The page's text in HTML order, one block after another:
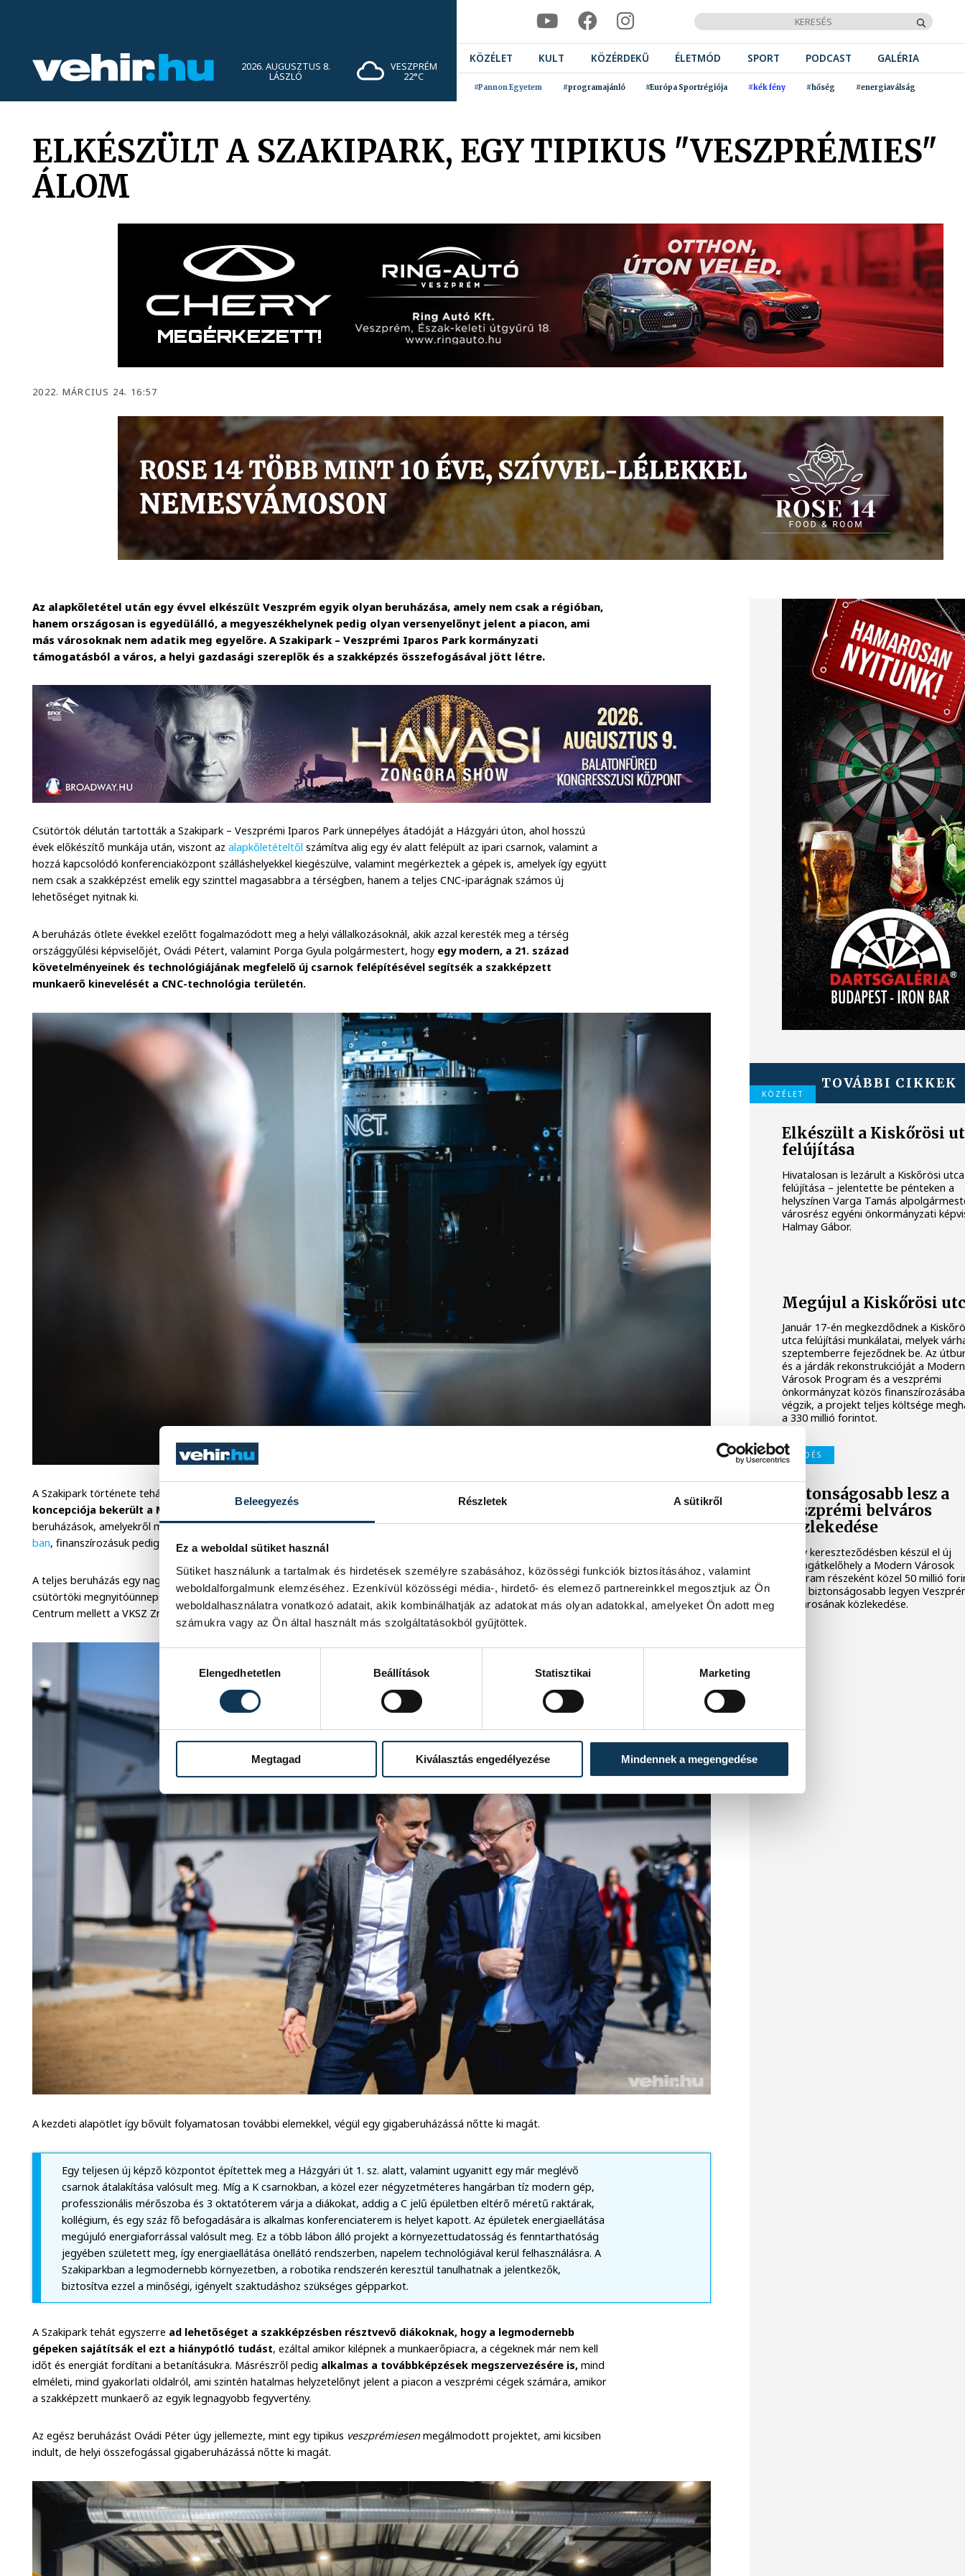
Beleegyezés Részletek A sütikről
Ez a weboldal sütiket használ
Sütiket használunk a tartalmak és hirdetések személyre szabásához, közösségi funkciók biztosításához, valamint
weboldalforgalmunk elemzéséhez. Ezenkívül közösségi média-, hirdető- és elemező partnereinkkel megosztjuk az Ön
weboldalhasználatra vonatkozó adatait, akik kombinálhatják az adatokat más olyan adatokkal, amelyeket Ön adott meg
számukra vagy az Ön által használt más szolgáltatásokból gyűjtöttek.
Elengedhetetlen
Beállítások Statisztikai Marketing
Megtagad Kiválasztás engedélyezése Mindennek a megengedése
2026. AUGUSZTUS 8.
LÁSZLÓ
VESZPRÉM
22°C
KÖZÉLET KULT KÖZÉRDEKŰ ÉLETMÓD SPORT PODCAST GALÉRIA
#Pannon Egyetem #programajánló #Európa Sportrégiója #kék fény #hőség #energiaválság
ELKÉSZÜLT A SZAKIPARK, EGY TIPIKUS "VESZPRÉMIES"
ÁLOM
2022. MÁRCIUS 24. 16:57
Az alapkőletétel után egy évvel elkészült Veszprém egyik olyan beruházása, amely nem csak a régióban,
hanem országosan is egyedülálló, a megyeszékhelynek pedig olyan versenyelőnyt jelent a piacon, ami
más városoknak nem adatik meg egyelőre. A Szakipark – Veszprémi Iparos Park kormányzati
támogatásból a város, a helyi gazdasági szereplők és a szakképzés összefogásával jött létre.
Csütörtök délután tartották a Szakipark – Veszprémi Iparos Park ünnepélyes átadóját a Házgyári úton, ahol hosszú
évek előkészítő munkája után, viszont azalapkőletételtőlszámítva alig egy év alatt felépült az ipari csarnok, valamint a
hozzá kapcsolódó konferenciaközpont szálláshelyekkel kiegészülve, valamint megérkeztek a gépek is, amelyek így együtt
nem csak a szakképzést emelik egy szinttel magasabbra a térségben, hanem a teljes CNC-iparágnak számos új
lehetőséget nyitnak ki.
A beruházás ötlete évekkel ezelőtt fogalmazódott meg a helyi vállalkozásoknál, akik azzal keresték meg a térség
országgyűlési képviselőjét, Ovádi Pétert, valamint Porga Gyula polgármestert, hogy egy modern, a 21. század
követelményeinek és technológiájának megfelelő új csarnok felépítésével segítsék a szakképzett
munkaerő kinevelését a CNC-technológia területén.
A Szakipark története tehát ezzel az igénnyel kezdődött, ami nagyon hamar értő fülekre talált, hiszen
koncepciója bekerült a Modern Városok Program által támogatott fejlesztések közé.
beruházások, amelyekről még Orbán Viktor miniszterelnök és Porga Gyula polgármesterállapodtak meg közösen 2016-
ban, finanszírozásuk pedig teljes egészében állami pénzből történik.)
A teljes beruházás egy nagy összefogásnak az eredménye, nem véletlenül hangsúlyozta ezt többször is Ovádi Péter a
csütörtöki megnyitóünnepségen, hiszen az érintett helyi cégek, az önkormányzat, valamint a Veszprémi Szakképzési
Centrum mellett a VKSZ Zrt, az iparkamara és a Pannon Egyetem is részt vett a kidolgozásában.
A kezdeti alapötlet így bővült folyamatosan további elemekkel, végül egy gigaberuházássá nőtte ki magát.
Egy teljesen új képző központot építettek meg a Házgyári út 1. sz. alatt, valamint ugyanitt egy már meglévő
csarnok átalakítása valósult meg. Míg a K csarnokban, a közel ezer négyzetméteres hangárban tíz modern gép,
professzionális mérőszoba és 3 oktatóterem várja a diákokat, addig a C jelű épületben eltérő méretű raktárak,
kollégium, és egy száz fő befogadására is alkalmas konferenciaterem is helyet kapott. Az épületek energiaellátása
megújuló energiaforrással valósult meg. Ez a több lábon álló projekt a környezettudatosság és fenntarthatóság
jegyében született meg, így energiaellátása önellátó rendszerben, napelem technológiával kerül felhasználásra. A
Szakiparkban a legmodernebb környezetben, a robotika rendszerén keresztül tanulhatnak a jelentkezők,
biztosítva ezzel a minőségi, igényelt szaktudáshoz szükséges gépparkot.
A Szakipark tehát egyszerre ad lehetőséget a szakképzésben résztvevő diákoknak, hogy a legmodernebb
gépeken sajátítsák el ezt a hiánypótló tudást, ezáltal amikor kilépnek a munkaerőpiacra, a cégeknek már nem kell
időt és energiát fordítani a betanításukra. Másrészről pedig alkalmas a továbbképzések megszervezésére is, mind
elméleti, mind gyakorlati oldalról, ami szintén hatalmas helyzetelőnyt jelent a piacon a veszprémi cégek számára, amikor
a szakképzett munkaerő az egyik legnagyobb fegyvertény.
Az egész beruházást Ovádi Péter úgy jellemezte, mint egy tipikus veszprémiesenmegálmodott projektet, ami kicsiben
indult, de helyi összefogással gigaberuházássá nőtte ki magát.
TOVÁBBI CIKKEK
KÖZÉLET
Elkészült a Kiskőrösi
felújítása
Hivatalosan is lezárult a Kiskőrösi utca
felújítása – jelentette be pénteken a
helyszínen Varga Tamás
városrész egyéni önkormányzati
Halmay Gábor.
Megújul a Kiskőrösi
Január 17-én megkezdődnek a
utca felújítási munkálatai, melyek
szeptemberre fejeződnek be. Az
és a járdák rekonstrukcióját a Modern
Városok Program és a veszprémi
önkormányzat közös
végzik, a projekt teljes költsége
a 330 millió forintot.
KÖZLEKEDÉS
Biztonságosabb lesz a
veszprémi belváros
közlekedése
Négy kereszteződésben készül el új
gyalogátkelőhely a Modern Városok
Program részeként közel 50 millió
hogy biztonságosabb legyen
belvárosának közlekedése.